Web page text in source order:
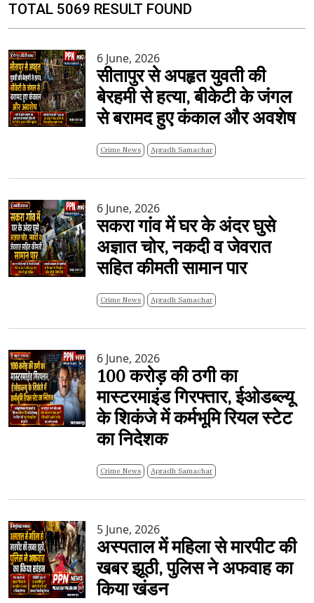
TOTAL 5069 RESULT FOUND
6 June, 2026
सीतापुर से अपहृत युवती की
बेरहमी से हत्या, बीकेटी के जंगल
से बरामद हुए कंकाल और अवशेष
Crime News Apradh Samachar
6 June, 2026
सकरा गांव में घर के अंदर घुसे
अज्ञात चोर, नकदी व जेवरात
सहित कीमती सामान पार
Crime News Apradh Samachar
6 June, 2026
100 करोड़ की ठगी का
मास्टरमाइंड गिरफ्तार, ईओडब्ल्यू
के शिकंजे में कर्मभूमि रियल स्टेट
का निदेशक
Crime News Apradh Samachar
5 June, 2026
अस्पताल में महिला से मारपीट की
खबर झूठी, पुलिस ने अफवाह का
किया खंडन